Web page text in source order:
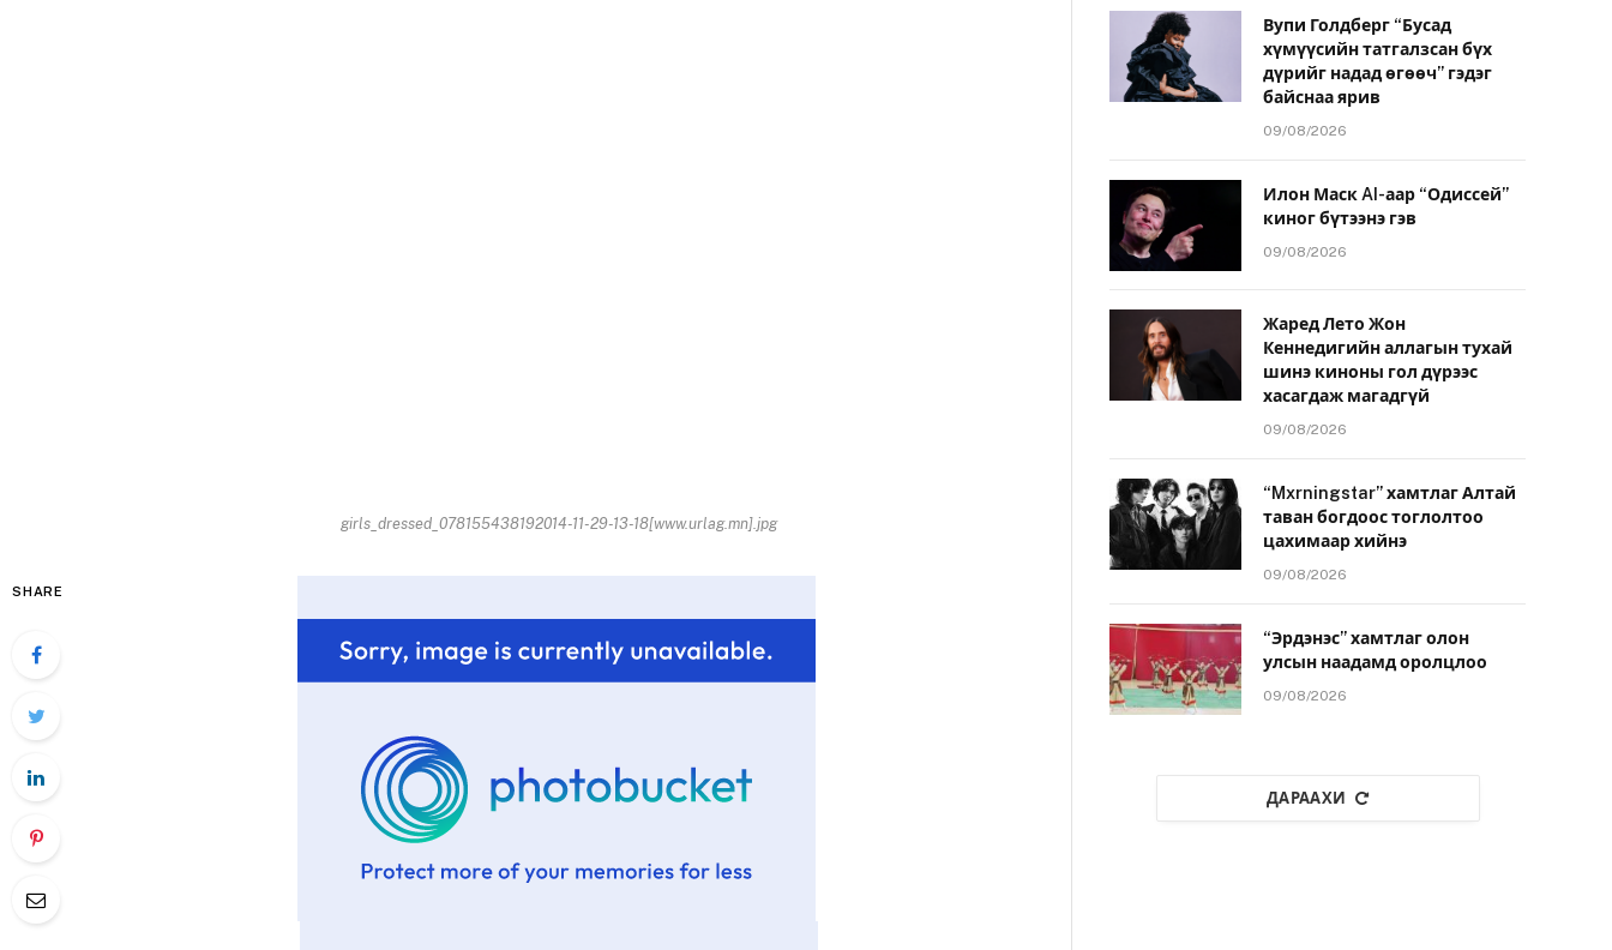
girls_dressed_078155438192014-11-29-13-18[www.urlag.mn].jpg
SHARE
Вупи Голдберг “Бусад
хүмүүсийн татгалзсан бүх
дүрийг надад өгөөч” гэдэг
байснаа ярив
09/08/2026
Илон Маск AI-аар “Одиссей”
киног бүтээнэ гэв
09/08/2026
Жаред Лето Жон
Кеннедигийн аллагын тухай
шинэ киноны гол дүрээс
хасагдаж магадгүй
09/08/2026
“Mxrningstar” хамтлаг Алтай
таван богдоос тоглолтоо
цахимаар хийнэ
09/08/2026
“Эрдэнэс” хамтлаг олон
улсын наадамд оролцлоо
09/08/2026
ДАРААХИ